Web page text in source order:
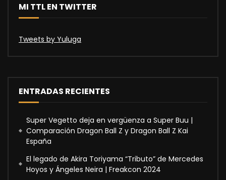
MI TTL EN TWITTER
Tweets by Yuluga
ENTRADAS RECIENTES
Super Vegetto deja en vergüenza a Super Buu |
Comparación Dragon Ball Z y Dragon Ball Z Kai
España
El legado de Akira Toriyama “Tributo” de Mercedes
Hoyos y Ángeles Neira | Freakcon 2024